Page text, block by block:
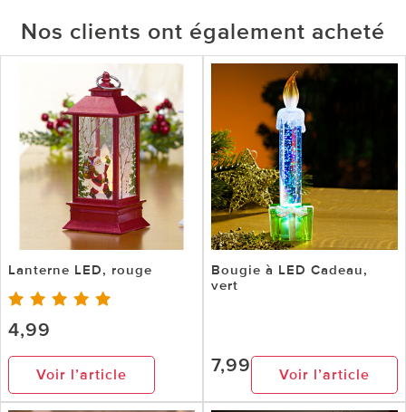
Nos clients ont également acheté
Lanterne LED, rouge
4,99
Voir l’article
Bougie à LED Cadeau,
vert
7,99 Voir l’article